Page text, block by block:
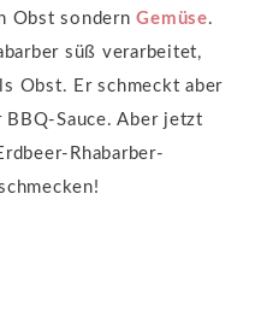
Obst sondernGemüse.
süß verarbeitet,
Obst. Er schmeckt aber
Sauce. Aber jetzt
Rhabarber-